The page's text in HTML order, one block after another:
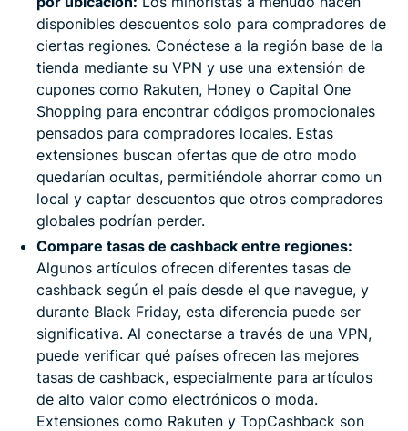
disponibles descuentos solo para compradores de
ciertas regiones. Conéctese a la región base de la
tienda mediante su VPN y use una extensión de
cupones como Rakuten, Honey o Capital One
Shopping para encontrar códigos promocionales
pensados para compradores locales. Estas
extensiones buscan ofertas que de otro modo
quedarían ocultas, permitiéndole ahorrar como un
local y captar descuentos que otros compradores
globales podrían perder.
Compare tasas de cashback entre regiones:
Algunos artículos ofrecen diferentes tasas de
cashback según el país desde el que navegue, y
durante Black Friday, esta diferencia puede ser
significativa. Al conectarse a través de una VPN,
puede verificar qué países ofrecen las mejores
tasas de cashback, especialmente para artículos
de alto valor como electrónicos o moda.
Extensiones como Rakuten y TopCashback son